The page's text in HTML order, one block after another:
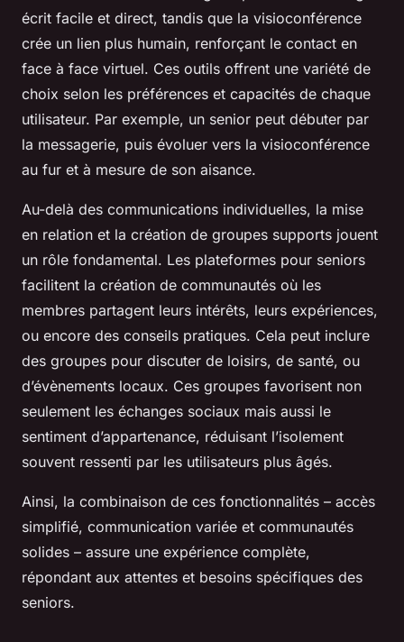
écrit facile et direct, tandis que la visioconférence
crée un lien plus humain, renforçant le contact en
face à face virtuel. Ces outils offrent une variété de
choix selon les préférences et capacités de chaque
utilisateur. Par exemple, un senior peut débuter par
la messagerie, puis évoluer vers la visioconférence
au fur et à mesure de son aisance.
Au-delà des communications individuelles, la mise
en relation et la création de groupes supports jouent
un rôle fondamental. Les plateformes pour seniors
facilitent la création de communautés où les
membres partagent leurs intérêts, leurs expériences,
ou encore des conseils pratiques. Cela peut inclure
des groupes pour discuter de loisirs, de santé, ou
d’évènements locaux. Ces groupes favorisent non
seulement les échanges sociaux mais aussi le
sentiment d’appartenance, réduisant l’isolement
souvent ressenti par les utilisateurs plus âgés.
Ainsi, la combinaison de ces fonctionnalités – accès
simplifié, communication variée et communautés
solides – assure une expérience complète,
répondant aux attentes et besoins spécifiques des
seniors.